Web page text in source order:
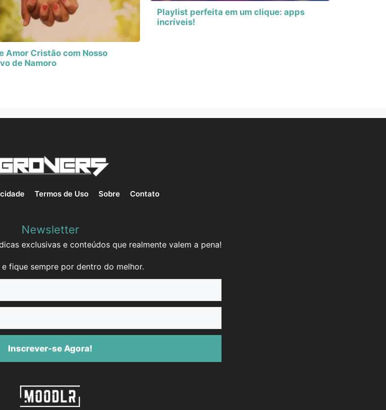
Amor Cristão com Nosso
de Namoro
Playlist perfeita em um clique: apps
incríveis!
Termos de Uso Sobre Contato
Newsletter
exclusivas e conteúdos que realmente valem a pena!
e fique sempre por dentro do melhor.
Inscrever-se Agora!